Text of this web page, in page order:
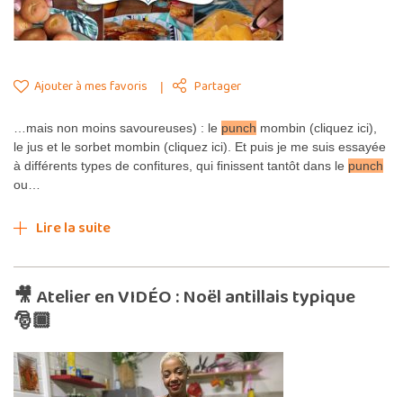
Ajouter à mes favoris Partager
…mais non moins savoureuses) : le punch mombin (cliquez ici),
le jus et le sorbet mombin (cliquez ici). Et puis je me suis essayée
à différents types de confitures, qui finissent tantôt dans le punch
ou…
Lire la suite
🎥 Atelier en VIDÉO : Noël antillais typique
🎅🏾